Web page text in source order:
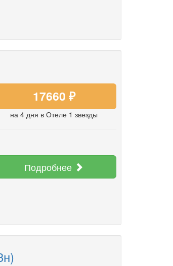
17660 ₽
на 4 дня в Отеле 1 звезды
Подробнее